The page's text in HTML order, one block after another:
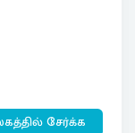
சேர்க்க